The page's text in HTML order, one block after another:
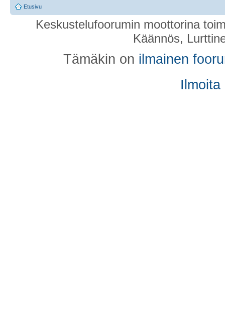
Etusivu
Keskustelufoorumin moottorina
Käännös,
Tämäkin on ilmainen